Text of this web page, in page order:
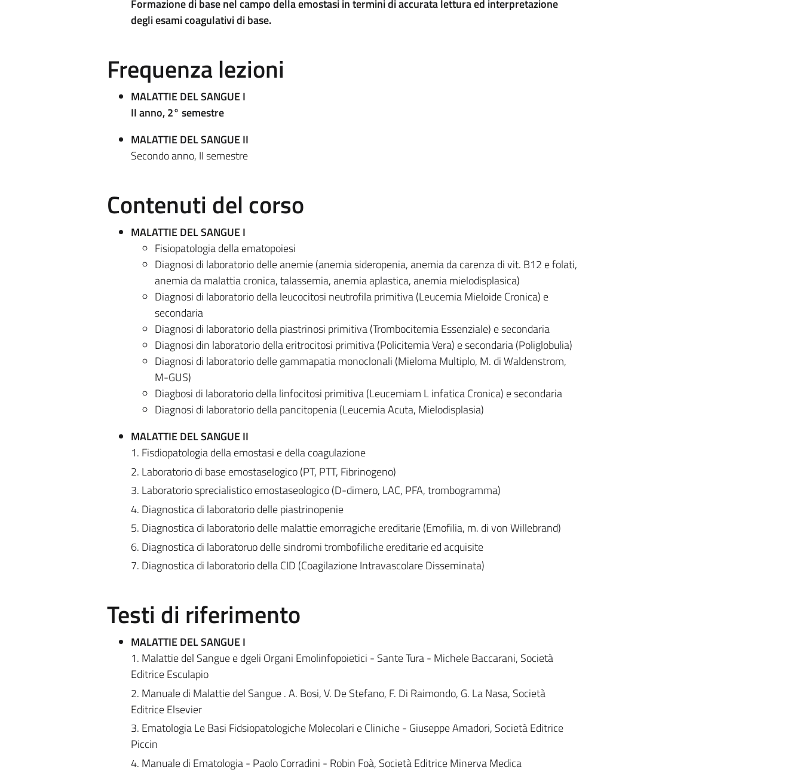
Formazione di base nel campo della emostasi in termini di accurata lettura ed interpretazione
degli esami coagulativi di base.
Frequenza lezioni
MALATTIE DEL SANGUE I
II anno, 2° semestre
MALATTIE DEL SANGUE II
Secondo anno, II semestre
Contenuti del corso
MALATTIE DEL SANGUE I
Fisiopatologia della ematopoiesi
Diagnosi di laboratorio delle anemie (anemia sideropenia, anemia da carenza di vit. B12 e folati,
anemia da malattia cronica, talassemia, anemia aplastica, anemia mielodisplasica)
Diagnosi di laboratorio della leucocitosi neutrofila primitiva (Leucemia Mieloide Cronica) e
secondaria
Diagnosi di laboratorio della piastrinosi primitiva (Trombocitemia Essenziale) e secondaria
Diagnosi din laboratorio della eritrocitosi primitiva (Policitemia Vera) e secondaria (Poliglobulia)
Diagnosi di laboratorio delle gammapatia monoclonali (Mieloma Multiplo, M. di Waldenstrom,
M-GUS)
Diagbosi di laboratorio della linfocitosi primitiva (Leucemiam L infatica Cronica) e secondaria
Diagnosi di laboratorio della pancitopenia (Leucemia Acuta, Mielodisplasia)
MALATTIE DEL SANGUE II
1. Fisdiopatologia della emostasi e della coagulazione
2. Laboratorio di base emostaselogico (PT, PTT, Fibrinogeno)
3. Laboratorio sprecialistico emostaseologico (D-dimero, LAC, PFA, trombogramma)
4. Diagnostica di laboratorio delle piastrinopenie
5. Diagnostica di laboratorio delle malattie emorragiche ereditarie (Emofilia, m. di von Willebrand)
6. Diagnostica di laboratoruo delle sindromi trombofiliche ereditarie ed acquisite
7. Diagnostica di laboratorio della CID (Coagilazione Intravascolare Disseminata)
Testi di riferimento
MALATTIE DEL SANGUE I
1. Malattie del Sangue e dgeli Organi Emolinfopoietici - Sante Tura - Michele Baccarani, Società
Editrice Esculapio
2. Manuale di Malattie del Sangue . A. Bosi, V. De Stefano, F. Di Raimondo, G. La Nasa, Società
Editrice Elsevier
3. Ematologia Le Basi Fidsiopatologiche Molecolari e Cliniche - Giuseppe Amadori, Società Editrice
Piccin
4. Manuale di Ematologia - Paolo Corradini - Robin Foà, Società Editrice Minerva Medica